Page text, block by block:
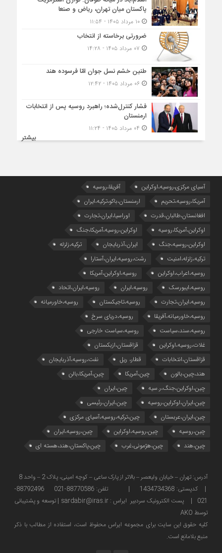
پاکستان میان تهران، ریاض و صنعا
۱۰ مرداد ۱۴۰۵ - ۱۱:۵۴
ضرورتی برخاسته از انتخاب
طنین خشم نسل جوان امّا فرسوده هند
۰۶ مرداد ۱۴۰۵ - ۱۲:۴۲
فشار کنترل‌شده؛ راهبرد روسیه پس از انتخابات
ارمنستان
بیشتر
آسیای مرکزی،روسیه،اوکراین
آفریقا،روسیه
آمریکا،روسیه،تحریم
ارمنستان،باکو،ترکیه،ایران
افغانستان،طالبان،قدرت
اوراسیا،ایران،تجارت
اوکراین،آمریکا،روسیه
اوکراین،روسیه،آمریکا،جنگ
اوکراین،روسیه،جنگ
ایران،آذربایجان
ترکیه،زلزله
ترکیه،زلزله،امنیت
رشت،روسیه،ایران،آستارا
روسیه،اعراب،اوکراین
روسیه،اوکراین،آمریکا
روسیه،ایبورسک
روسیه،ایران
روسیه،ایران،اتحاد
روسیه،ایران،تجارت
روسیه،تاجیکستان
روسیه،خاورمیانه
روسیه،خاورمیانه،آفریقا
روسیه،دریای سرخ
روسیه،سند،سیاست
روسیه،سیاست خارجی
غلات،روسیه،اوکراین
قزاقستان،ازبکستان
قزاقستان،انتخابات
قطار، ریل
نفت،روسیه،آذربایجان
هند،چین،بالون
چین،آمریکا
چین،آمریکا،بالن
چین،اوکراین،جنگ،ر.سیه
چین،ایران
چین،ایران،اوکراین،روسیه
چین،ایران،رئیسی
چین،ایران،عربستان
چین،ترکیه،روسیه،آسیای مرکزی
چین،روسیه
چین،روسیه،اوکراین
چین،روسیه،ایران
چین،هند
چین،هژمونی،غرب چین،پاکستان،هند،هسته ای
| کدپستی: 1434734368 | تلفن: 88770586-021 88792496-
021 | پست الکترونیک سردبیر ایراس : sardabir@iras.ir |
توسعه و پشتیبانی
توسط AKO
كليه حقوق این سایت برای مجموعه ایراس محفوظ است، استفاده از مطالب با ذكر
منبع بلامانع است.